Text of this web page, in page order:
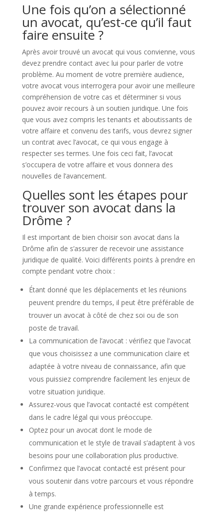
Une fois qu’on a sélectionné
un avocat, qu’est-ce qu’il faut
faire ensuite ?
Après avoir trouvé un avocat qui vous convienne, vous
devez prendre contact avec lui pour parler de votre
problème. Au moment de votre première audience,
votre avocat vous interrogera pour avoir une meilleure
compréhension de votre cas et déterminer si vous
pouvez avoir recours à un soutien juridique. Une fois
que vous avez compris les tenants et aboutissants de
votre affaire et convenu des tarifs, vous devrez signer
un contrat avec l’avocat, ce qui vous engage à
respecter ses termes. Une fois ceci fait, l’avocat
s’occupera de votre affaire et vous donnera des
nouvelles de l’avancement.
Quelles sont les étapes pour
trouver son avocat dans la
Drôme ?
Il est important de bien choisir son avocat dans la
Drôme afin de s’assurer de recevoir une assistance
juridique de qualité. Voici différents points à prendre en
compte pendant votre choix :
Étant donné que les déplacements et les réunions
peuvent prendre du temps, il peut être préférable de
trouver un avocat à côté de chez soi ou de son
poste de travail.
La communication de l’avocat : vérifiez que l’avocat
que vous choisissez a une communication claire et
adaptée à votre niveau de connaissance, afin que
vous puissiez comprendre facilement les enjeux de
votre situation juridique.
Assurez-vous que l’avocat contacté est compétent
dans le cadre légal qui vous préoccupe.
Optez pour un avocat dont le mode de
communication et le style de travail s’adaptent à vos
besoins pour une collaboration plus productive.
Confirmez que l’avocat contacté est présent pour
vous soutenir dans votre parcours et vous répondre
à temps.
Une grande expérience professionnelle est